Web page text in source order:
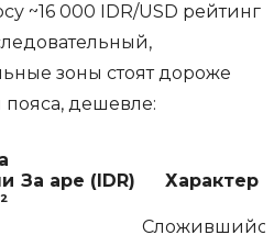
~16 000 IDR/USD рейтинг
зоны стоят дороже
дешевле:
За аре (IDR) Характер